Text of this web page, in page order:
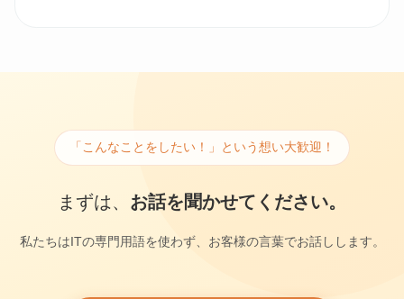
「こんなことをしたい！」という想い大歓迎！
まずは、 お話を聞かせてください。
私たちはITの専門用語を使わず、お客様の言葉でお話しします。